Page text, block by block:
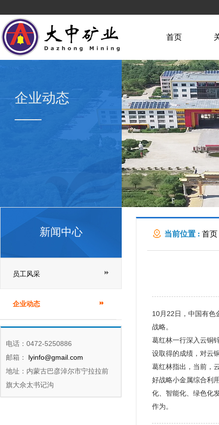
首页
企业动态
新闻中心
员工风采
企业动态
电话：0472-5250886
邮箱：
lyinfo@gmail.com
地址：内蒙古巴彦淖尔市宁拉拉前
旗大佘太书记沟
当前位置 : 首页
10月22日，中国有色
战略。
葛红林一行深入云铜
设取得的成绩，对云
葛红林指出，当前，
好战略小金属综合利
化、智能化、绿色化
作为。